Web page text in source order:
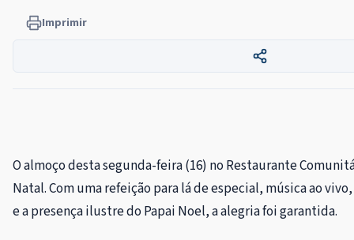
Imprimir
O almoço desta segunda-feira (16) no Restaurante
Natal. Com uma refeição para lá de especial, música ao
e a presença ilustre do Papai Noel, a alegria foi garantida.